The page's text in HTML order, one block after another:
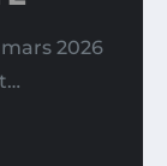
2026